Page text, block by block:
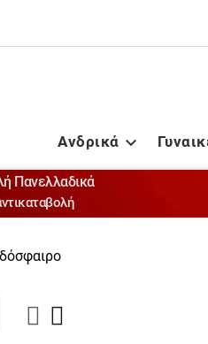

Ανδρικά
Πανελλαδικά